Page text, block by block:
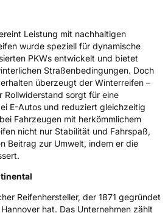
(GPSR)
Reifen Deutschland GmbH
Plaza 1 30173 Hannover
Leistung mit nachhaltigen
wurde speziell für dynamische
PKWs entwickelt und bietet
Straßenbedingungen. Doch
überzeugt der Winterreifen –
Rollwiderstand sorgt für eine
E-Autos und reduziert gleichzeitig
Fahrzeugen mit herkömmlichem
nicht nur Stabilität und Fahrspaß,
Beitrag zur Umwelt, indem er die
Reifenhersteller, der 1871 gegründet
hat. Das Unternehmen zählt